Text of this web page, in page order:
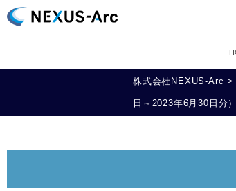
株式会社NEXUS-Arc >
日～2023年6月30日分